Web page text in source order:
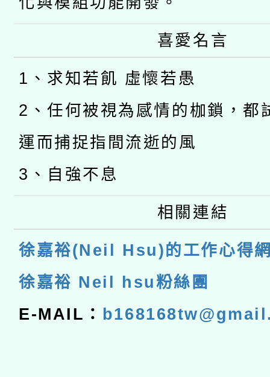
喜愛名言
1、求知若飢 虛懷若愚
2、任何被視為感情的枷鎖，都
運而捕捉指間流逝的風
3、自強不息
相關連結
徐嘉裕(Neil Hsu)的工作心得
徐嘉裕 Neil hsu粉絲團
E-MAIL：